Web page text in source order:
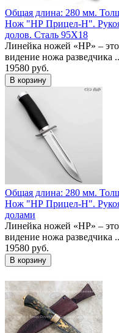
Общая длина: 280 мм.
Нож "НР Прицел-Н".
долов. Сталь 95Х18
Линейка ножей «НР» – это
видение ножа разведчика ..
19580 руб.
Общая длина: 280 мм.
Нож "НР Прицел-Н".
долами
Линейка ножей «НР» – это
видение ножа разведчика ..
19580 руб.